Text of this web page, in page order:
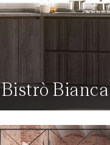
Bistrò Bianca